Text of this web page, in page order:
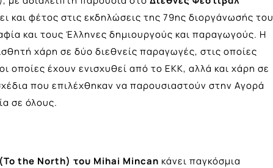
και φέτος στις εκδηλώσεις της 79ης διοργάνωσής του
και τους Έλληνες δημιουργούς και παραγωγούς. Η
χάρη σε δύο διεθνείς παραγωγές, στις οποίες
οποίες έχουν ενισχυθεί από το ΕΚΚ, αλλά και χάρη σε
που επιλέχθηκαν να παρουσιαστούν στην Αγορά
σε όλους.
the North) του Μihai Mincan κάνει παγκόσμια